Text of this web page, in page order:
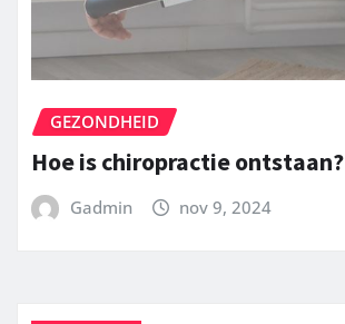
GEZONDHEID
Hoe is chiropractie ontstaan?
Gadmin nov 9, 2024